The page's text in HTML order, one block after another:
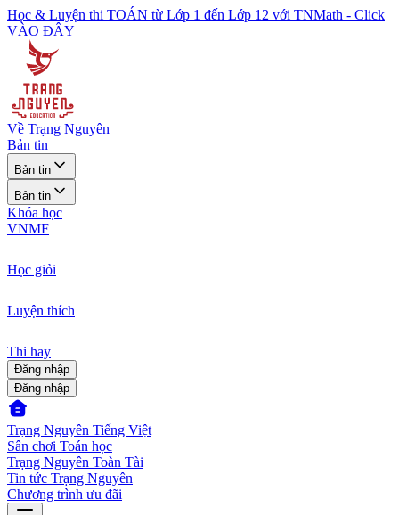
Học & Luyện thi TOÁN từ Lớp 1 đến Lớp 12 với TNMath - Click
VÀO ĐÂY
Về Trạng Nguyên
Bản tin
Bản tin
Bản tin
Khóa học
VNMF
Học giỏi
Luyện thích
Thi hay
Đăng nhập
Đăng nhập
Trạng Nguyên Tiếng Việt
Sân chơi Toán học
Trạng Nguyên Toàn Tài
Tin tức Trạng Nguyên
Chương trình ưu đãi